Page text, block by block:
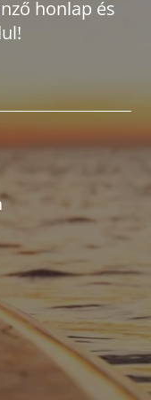
honlap és